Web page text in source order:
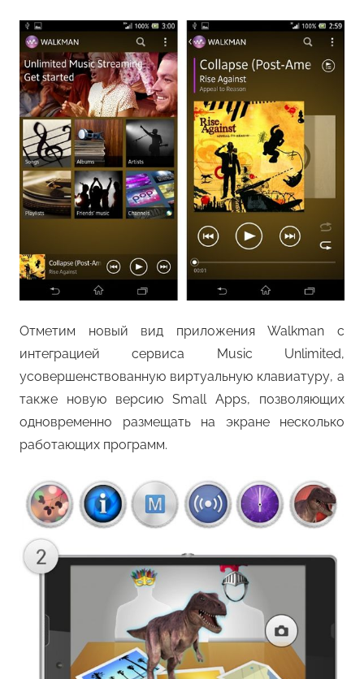
Отметим новый вид приложения Walkman с
интеграцией сервиса Music Unlimited,
усовершенствованную виртуальную клавиатуру, а
также новую версию Small Apps, позволяющих
одновременно размещать на экране несколько
работающих программ.